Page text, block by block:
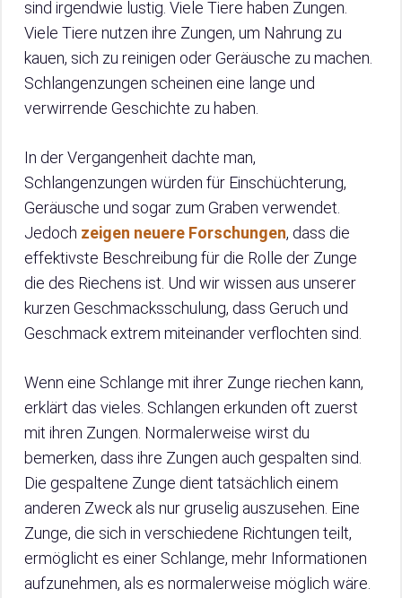
sind irgendwie lustig. Viele Tiere haben Zungen.
Viele Tiere nutzen ihre Zungen, um Nahrung zu
kauen, sich zu reinigen oder Geräusche zu machen.
Schlangenzungen scheinen eine lange und
verwirrende Geschichte zu haben.
In der Vergangenheit dachte man,
Schlangenzungen würden für Einschüchterung,
Geräusche und sogar zum Graben verwendet.
Jedoch zeigen neuere Forschungen, dass die
effektivste Beschreibung für die Rolle der Zunge
die des Riechens ist. Und wir wissen aus unserer
kurzen Geschmacksschulung, dass Geruch und
Geschmack extrem miteinander verflochten sind.
Wenn eine Schlange mit ihrer Zunge riechen kann,
erklärt das vieles. Schlangen erkunden oft zuerst
mit ihren Zungen. Normalerweise wirst du
bemerken, dass ihre Zungen auch gespalten sind.
Die gespaltene Zunge dient tatsächlich einem
anderen Zweck als nur gruselig auszusehen. Eine
Zunge, die sich in verschiedene Richtungen teilt,
ermöglicht es einer Schlange, mehr Informationen
aufzunehmen, als es normalerweise möglich wäre.